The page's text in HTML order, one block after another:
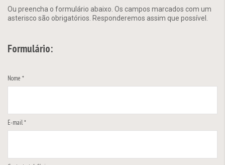
Ou preencha o formulário abaixo. Os campos marcados com um
asterisco são obrigatórios. Responderemos assim que possível.
Formulário:
Nome *
E-mail *